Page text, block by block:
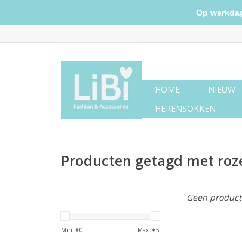
HOME NIEUW
HERENSOKKEN
Producten getagd met
Min: €0 Max: €5
Geen
Op